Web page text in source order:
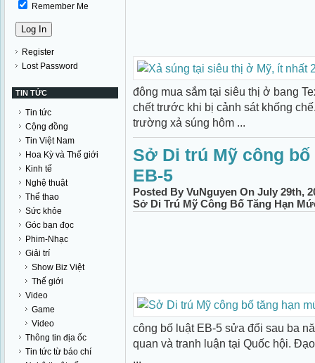
Remember Me
Register
Lost Password
TIN TỨC
Tin tức
Cộng đồng
Tin Việt Nam
Hoa Kỳ và Thế giới
Kinh tế
Nghệ thuật
Thể thao
Sức khỏe
Góc bạn đọc
Phim-Nhạc
Giải trí
Show Biz Việt
Thế giới
Video
Game
Video
Thông tin địa ốc
Tin tức từ báo chí
đông mua sắm tại siêu thị ở bang
chết trước khi bị cảnh sát khống
trường xả súng hôm ...
Sở Di trú Mỹ công
EB-5
Posted By VuNguyen On July 29th,
Sở Di Trú Mỹ Công Bố Tăng Hạn
công bố luật EB-5 sửa đổi sau ba
quan và tranh luận tại Quốc hội.
...